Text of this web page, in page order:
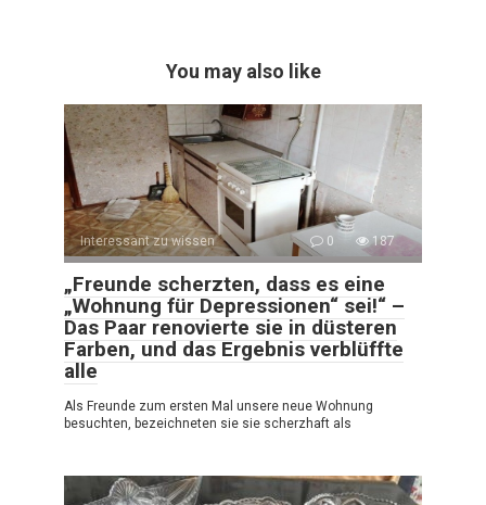
You may also like
Interessant zu wissen 0 187
„Freunde scherzten, dass es eine
„Wohnung für Depressionen“ sei!“ –
Das Paar renovierte sie in düsteren
Farben, und das Ergebnis verblüffte
alle
Als Freunde zum ersten Mal unsere neue Wohnung
besuchten, bezeichneten sie sie scherzhaft als